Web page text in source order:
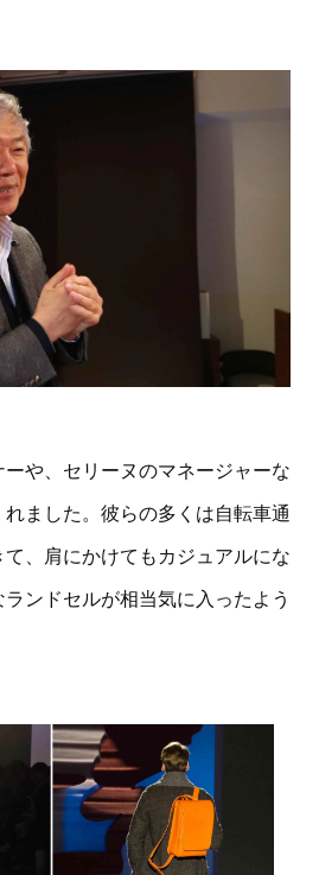
ーや、セリーヌのマネージャーな
ました。彼らの多くは自転車通
、肩にかけてもカジュアルにな
ンドセルが相当気に入ったよう